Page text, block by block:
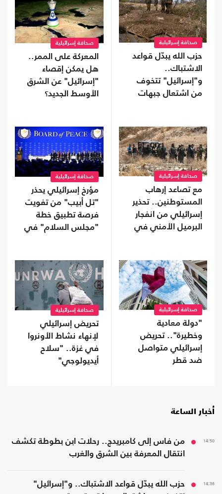
صحافة إسرائيلية
حزب الله يبدّل قواعد
الاشتباك..
و"إسرائيل" تتخوف
من اشتعال جبهات
صحافة إسرائيلية
المعركة على الممر..
هل يمكن إقصاء
"إسرائيل" عن الشرق
الأوسط الجديد؟
صحافة إسرائيلية
مع تصاعد إرهاب
المستوطنين.. تحذير
إسرائيلي من انفجار
البرميل الأمني في
صحافة إسرائيلية
مؤرخ إسرائيلي يحذر
"تل أبيب" من تفويت
فرصة تطبيق خطة
"مجلس السلام" في
صحافة إسرائيلية
"دولة معادية
وخطيرة".. تحريض
إسرائيلي متواصل
ضد قطر
صحافة إسرائيلية
تحريض إسرائيلي
لإنهاء نشاط الأونروا
في غزة.. "سلاح
أيديولوجي"
أخبار الساعة
14:50
من فاس إلى كامبريدج.. رحلات ابن بطوطة تكشف
انتقال المعرفة بين الشرق والغرب
14:36
حزب الله يبدّل قواعد الاشتباك.. و"إسرائيل"